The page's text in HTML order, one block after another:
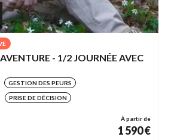
- 1/2 JOURNÉE AVEC
GESTION DES PEURS
PRISE DE DÉCISION
À partir de
1 590 €